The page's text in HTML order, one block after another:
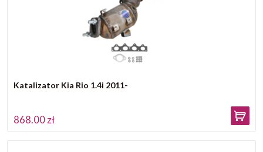
Katalizator Kia Rio 1.4i 2011-
868.00 zł